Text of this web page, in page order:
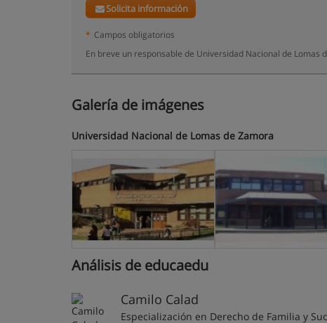
Solicita información
* Campos obligatorios
En breve un responsable de Universidad Nacional de
Galería de imágenes
Universidad Nacional de Lomas de Zamora
Análisis de educaedu
Camilo Calad
Especialización en Derecho de Familia y